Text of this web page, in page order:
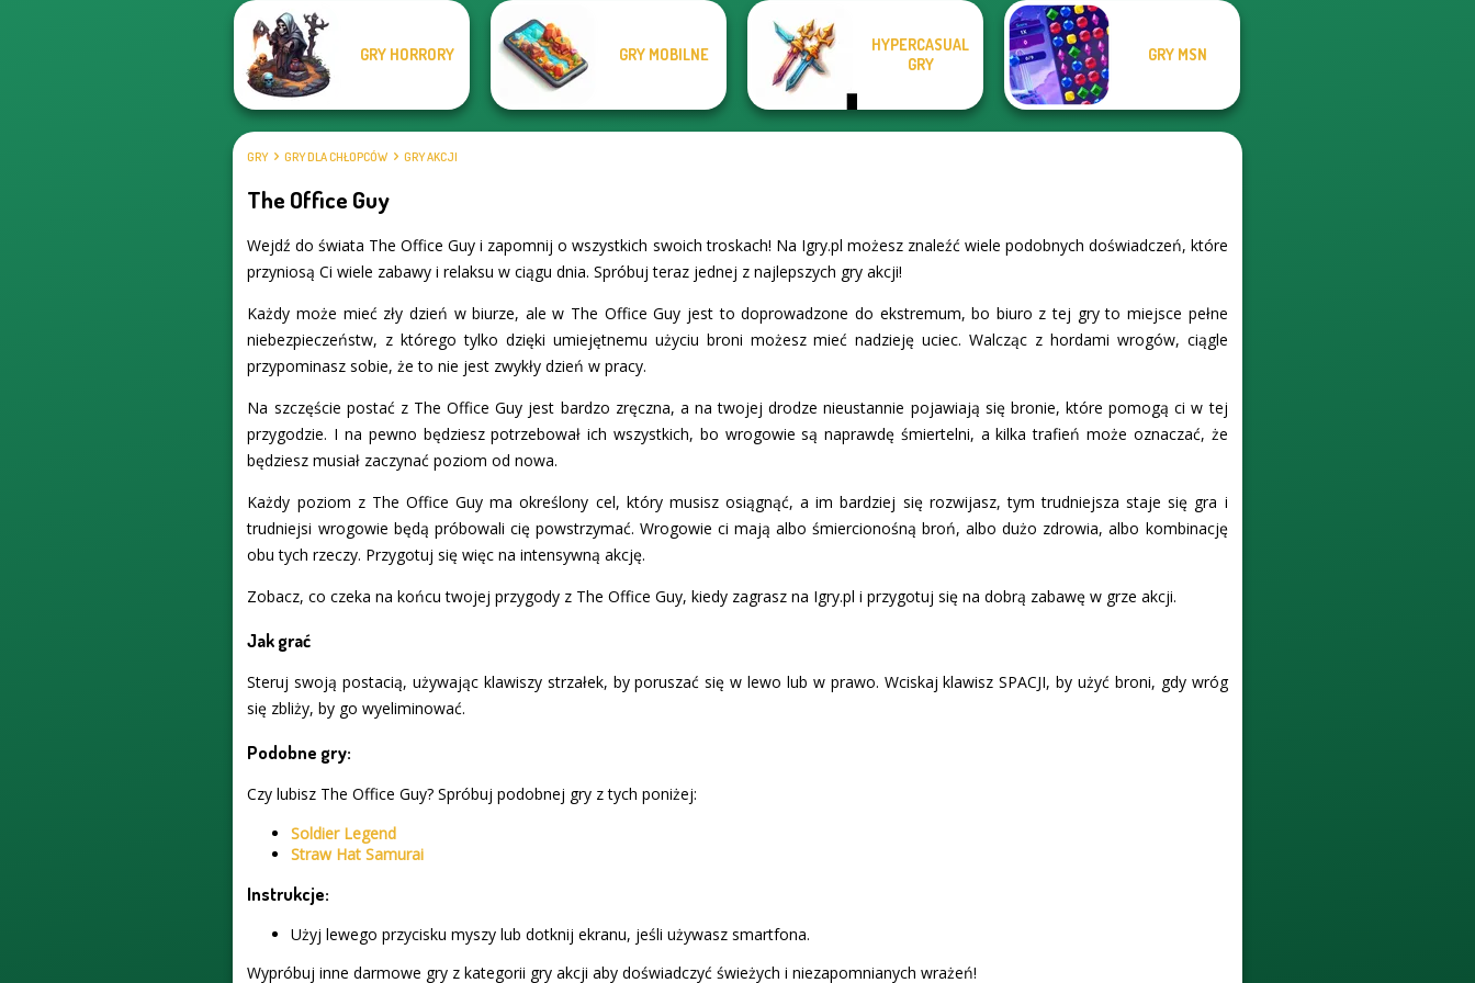
GRY HORRORY GRY MOBILNE
HYPERCASUAL
GRY
GRY MSN
GRY GRY DLA CHŁOPCÓW GRY AKCJI
The Office Guy
Wejdź do świata The Office Guy i zapomnij o wszystkich swoich troskach! Na Igry.pl możesz znaleźć wiele podobnych doświadczeń, które
przyniosą Ci wiele zabawy i relaksu w ciągu dnia. Spróbuj teraz jednej z najlepszych gry akcji!
Każdy może mieć zły dzień w biurze, ale w The Office Guy jest to doprowadzone do ekstremum, bo biuro z tej gry to miejsce pełne
niebezpieczeństw, z którego tylko dzięki umiejętnemu użyciu broni możesz mieć nadzieję uciec. Walcząc z hordami wrogów, ciągle
przypominasz sobie, że to nie jest zwykły dzień w pracy.
Na szczęście postać z The Office Guy jest bardzo zręczna, a na twojej drodze nieustannie pojawiają się bronie, które pomogą ci w tej
przygodzie. I na pewno będziesz potrzebował ich wszystkich, bo wrogowie są naprawdę śmiertelni, a kilka trafień może oznaczać, że
będziesz musiał zaczynać poziom od nowa.
Każdy poziom z The Office Guy ma określony cel, który musisz osiągnąć, a im bardziej się rozwijasz, tym trudniejsza staje się gra i
trudniejsi wrogowie będą próbowali cię powstrzymać. Wrogowie ci mają albo śmiercionośną broń, albo dużo zdrowia, albo kombinację
obu tych rzeczy. Przygotuj się więc na intensywną akcję.
Zobacz, co czeka na końcu twojej przygody z The Office Guy, kiedy zagrasz na Igry.pl i przygotuj się na dobrą zabawę w grze akcji.
Jak grać
Steruj swoją postacią, używając klawiszy strzałek, by poruszać się w lewo lub w prawo. Wciskaj klawisz SPACJI, by użyć broni, gdy wróg
się zbliży, by go wyeliminować.
Podobne gry:
Czy lubisz The Office Guy? Spróbuj podobnej gry z tych poniżej:
Soldier Legend
Straw Hat Samurai
Instrukcje:
Użyj lewego przycisku myszy lub dotknij ekranu, jeśli używasz smartfona.
Wypróbuj inne darmowe gry z kategorii gry akcji aby doświadczyć świeżych i niezapomnianych wrażeń!